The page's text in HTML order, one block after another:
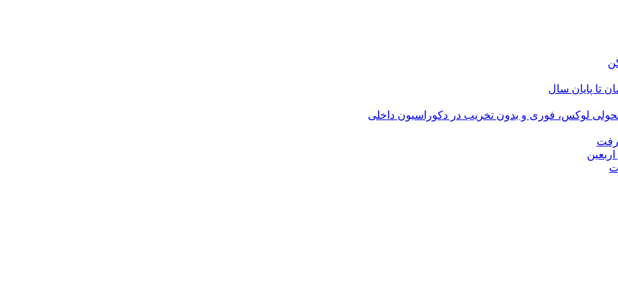
تحولی لوکس، فوری و بدون تخریب در دکوراسیون داخلی